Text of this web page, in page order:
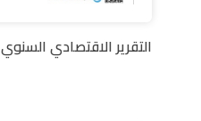
التقرير الاقتصادي السنوي 2021